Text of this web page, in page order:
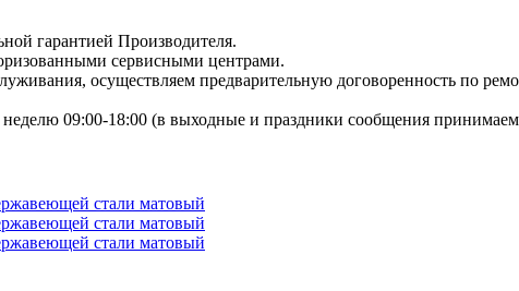
гарантией Производителя.
сервисными центрами.
осуществляем предварительную договоренность по
09:00-18:00 (в выходные и праздники сообщения